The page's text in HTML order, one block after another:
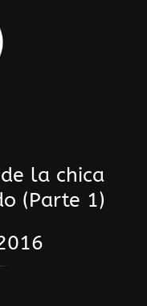
la chica
(Parte 1)